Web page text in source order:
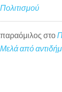
Πολιτισμού
παραόμιλος στο
Μελά από